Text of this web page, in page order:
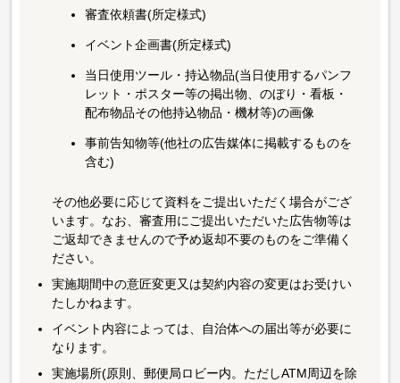
審査依頼書(所定様式)
イベント企画書(所定様式)
当日使用ツール・持込物品(当日使用するパンフ
レット・ポスター等の掲出物、のぼり・看板・
配布物品その他持込物品・機材等)の画像
事前告知物等(他社の広告媒体に掲載するものを
含む)
その他必要に応じて資料をご提出いただく場合がござ
います。なお、審査用にご提出いただいた広告物等は
ご返却できませんので予め返却不要のものをご準備く
ださい。
実施期間中の意匠変更又は契約内容の変更はお受けい
たしかねます。
イベント内容によっては、自治体への届出等が必要に
なります。
実施場所(原則、郵便局ロビー内。ただしATM周辺を除